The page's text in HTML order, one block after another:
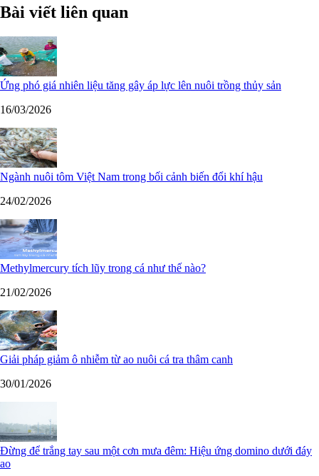
Bài viết liên quan
Ứng phó giá nhiên liệu tăng gây áp lực lên nuôi trồng thủy sản
16/03/2026
Ngành nuôi tôm Việt Nam trong bối cảnh biến đổi khí hậu
24/02/2026
Methylmercury tích lũy trong cá như thế nào?
21/02/2026
Giải pháp giảm ô nhiễm từ ao nuôi cá tra thâm canh
30/01/2026
Đừng để trắng tay sau một cơn mưa đêm: Hiệu ứng domino dưới đáy
ao